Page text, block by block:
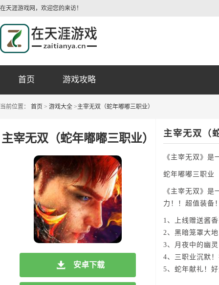
在天涯游戏网，欢迎您的来访！
首页 游戏攻略
当前位置： 首页 > 游戏大全 >主宰无双（蛇年嘟嘟三职业）
主宰无双（蛇年嘟嘟三职业）
安卓下载
主宰无双（
《主宰无双》是
蛇年嘟嘟三职业
《主宰无双》
力！！超值装备
1、上线赠送酱
2、黑暗笼罩大
3、月夜中的幽
4、三职业沉默
5、蛇年献礼！